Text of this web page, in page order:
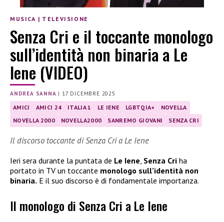
MUSICA | TELEVISIONE
Senza Cri e il toccante monologo
sull’identità non binaria a Le
Iene (VIDEO)
ANDREA SANNA | 17 DICEMBRE 2025
AMICI AMICI 24 ITALIA 1 LE IENE LGBTQIA+
NOVELLA
NOVELLA 2000
NOVELLA2000 SANREMO GIOVANI SENZA CRI
Il discorso toccante di Senza Cri a Le Iene
Ieri sera durante la puntata de Le Iene Senza Cri ha
portato in TV un toccante monologo sull’identità non
binaria. E il suo discorso è di fondamentale importanza.
Il monologo di Senza Cri a Le Iene